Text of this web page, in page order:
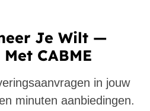
Je Wilt —
CABME
in jouw
minuten aanbiedingen.